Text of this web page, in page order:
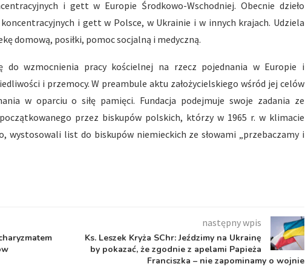
i gett w Europie Środkowo-Wschodniej. Obecnie dzieło
i gett w Polsce, w Ukrainie i w innych krajach. Udziela
domową, posiłki, pomoc socjalną i medyczną.
do wzmocnienia pracy kościelnej na rzecz pojednania w Europie i
i przemocy. W preambule aktu założycielskiego wśród jej celów
w oparciu o siłę pamięci. Fundacja podejmuje swoje zadania ze
przez biskupów polskich, którzy w 1965 r. w klimacie
wystosowali list do biskupów niemieckich ze słowami „przebaczamy i
następny wpis
Ks. Leszek Kryża SChr: Jeździmy na Ukrainę
by pokazać, że zgodnie z apelami Papieża
Franciszka – nie zapominamy o wojnie